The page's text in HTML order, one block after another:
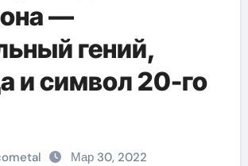
—
гений,
и символ 20-го
Мар 30, 2022